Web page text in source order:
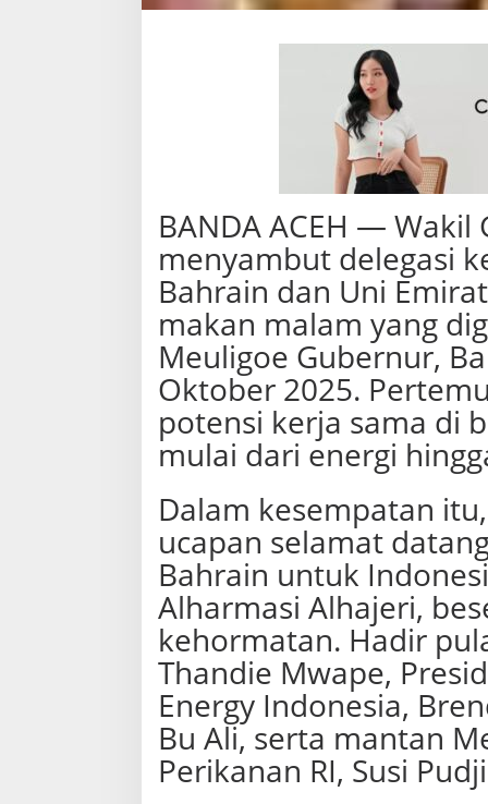
BANDA ACEH —
menyambut delegasi
Bahrain dan Uni
makan malam yang
Meuligoe Gubernur,
Oktober 2025.
potensi kerja sama di
mulai dari energi
Dalam kesempatan
ucapan selamat
Bahrain untuk
Alharmasi Alhajeri,
kehormatan. Hadir
Thandie Mwape,
Energy Indonesia,
Bu Ali, serta mantan
Perikanan RI, Susi